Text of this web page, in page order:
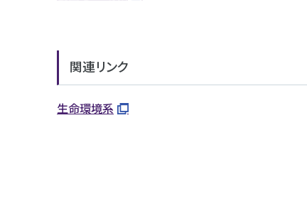
関連リンク
生命環境系